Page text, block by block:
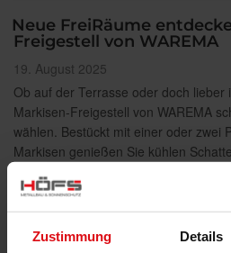
Zustimmung Details
Neue FreiRäume
Freigestell von WAREMA
Veröffentlicht
am
19. August 2025
Ob auf der Terrasse oder doch lieber
Markisen-Freigestell von WAREMA
wählen. Bestückt mit einer oder zwei
Markisen genießen Sie kühlen
„Neue
FreiRäume
entdecken: